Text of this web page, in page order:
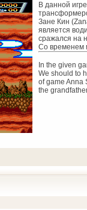
В данной
Зане Кин
является
сражался на
Со временем
In the given
We should to
of game Anna
the